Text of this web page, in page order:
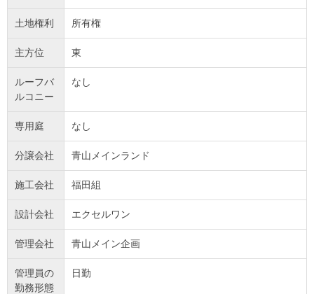
土地権利 所有権
主方位 東
ルーフバ
ルコニー
なし
専用庭 なし
分譲会社 青山メインランド
施工会社 福田組
設計会社 エクセルワン
管理会社 青山メイン企画
管理員の
勤務形態
日勤